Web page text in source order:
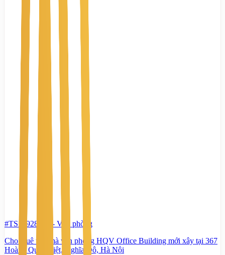
#TS10928979 - Văn phòng
Cho thuê tòa nhà văn phòng HQV Office Building mới xây tại 367
Hoàng Quốc Việt, Nghĩa Đô, Hà Nội